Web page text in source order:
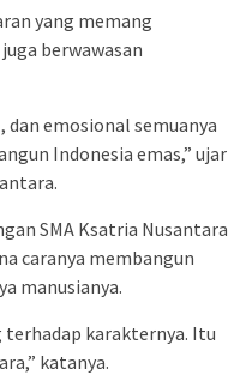
yang memang
berwawasan
emosional semuanya
Indonesia emas,” ujar
SMA Ksatria Nusantara
caranya membangun
manusianya.
terhadap karakternya. Itu
katanya.